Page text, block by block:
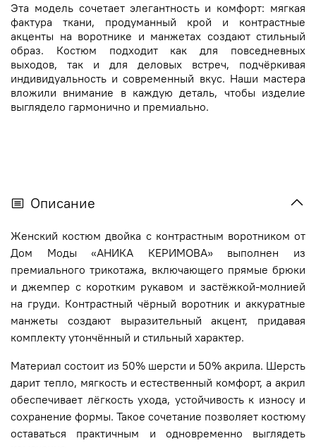
Эта модель сочетает элегантность и комфорт: мягкая
фактура ткани, продуманный крой и контрастные
акценты на воротнике и манжетах создают стильный
образ. Костюм подходит как для повседневных
выходов, так и для деловых встреч, подчёркивая
индивидуальность и современный вкус. Наши мастера
вложили внимание в каждую деталь, чтобы изделие
выглядело гармонично и премиально.
Описание
Женский костюм двойка с контрастным воротником от
Дом Моды «АНИКА КЕРИМОВА» выполнен из
премиального трикотажа, включающего прямые брюки
и джемпер с коротким рукавом и застёжкой-молнией
на груди. Контрастный чёрный воротник и аккуратные
манжеты создают выразительный акцент, придавая
комплекту утончённый и стильный характер.
Материал состоит из 50% шерсти и 50% акрила. Шерсть
дарит тепло, мягкость и естественный комфорт, а акрил
обеспечивает лёгкость ухода, устойчивость к износу и
сохранение формы. Такое сочетание позволяет костюму
оставаться практичным и одновременно выглядеть